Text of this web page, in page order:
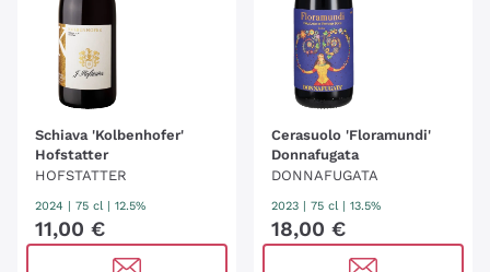
Schiava 'Kolbenhofer'
Hofstatter
HOFSTATTER
2024 | 75 cl | 12.5%
11,00 €
Cerasuolo 'Floramundi'
Donnafugata
DONNAFUGATA
2023 | 75 cl | 13.5%
18,00 €